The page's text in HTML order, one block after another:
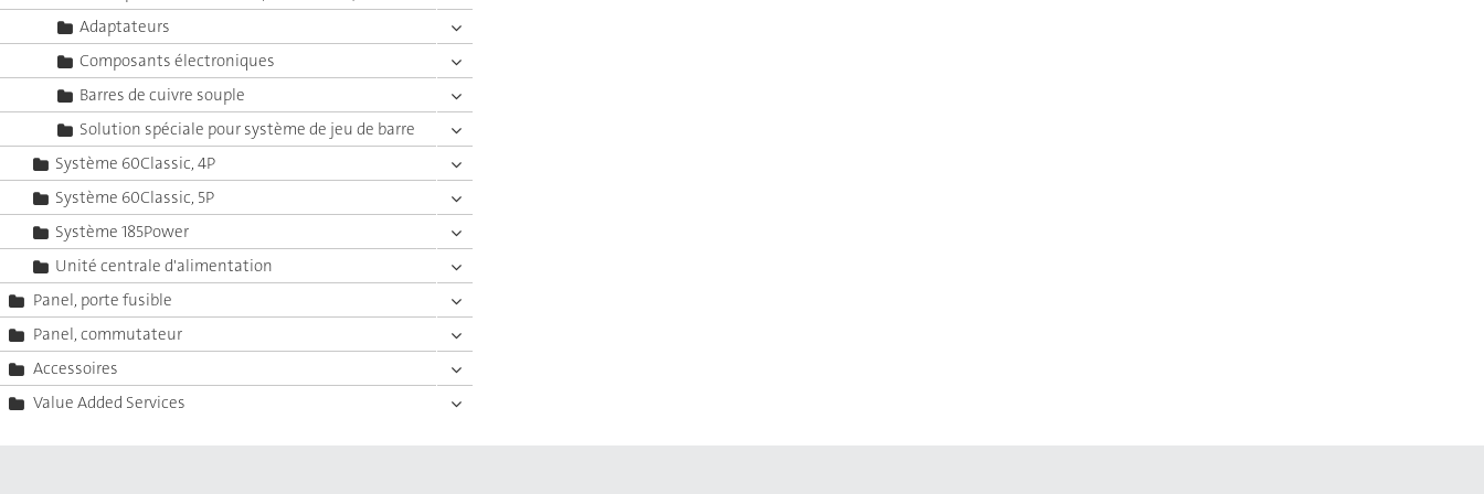
Adaptateurs
Composants électroniques
Barres de cuivre souple
Solution spéciale pour système de jeu de barre
Système 60Classic, 4P
Système 60Classic, 5P
Système 185Power
Unité centrale d'alimentation
Panel, porte fusible
Panel, commutateur
Accessoires
Value Added Services